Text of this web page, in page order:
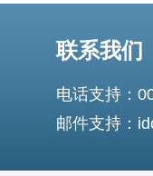
联系我们
电话支持：
邮件支持：